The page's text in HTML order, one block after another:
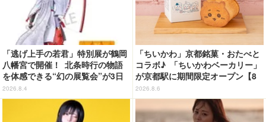
「逃げ上手の若君」特別展が鶴岡
八幡宮で開催！ 北条時行の物語
を体感できる“幻の展覧会”が3日
間限定で登場【8/28～30】
2026.8.4
「ちいかわ」京都銘菓・おたべと
コラボ♪ 「ちいかわベーカリー」
が京都駅に期間限定オープン【8
月13日～】
2026.8.6